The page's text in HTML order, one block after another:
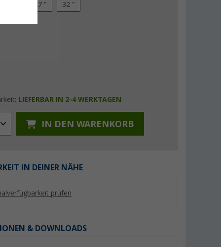
27 " 32 "
LIEFERBAR IN 2-4 WERKTAGEN
IN DEN WARENKORB
IN DEINER NÄHE
prüfen
& DOWNLOADS